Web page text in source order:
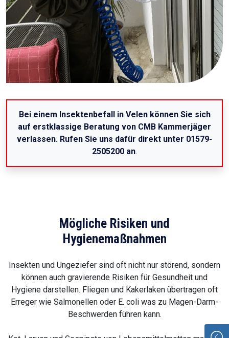
Bei einem Insektenbefall in Velen können Sie sich
auf erstklassige Beratung von CMB Kammerjäger
verlassen. Rufen Sie uns dafür direkt unter 01579-
2505200 an.
Mögliche Risiken und
Hygienemaßnahmen
Insekten und Ungeziefer sind oft nicht nur störend, sondern
können auch gravierende Risiken für Gesundheit und
Hygiene darstellen. Fliegen und Kakerlaken übertragen oft
Erreger wie Salmonellen oder E. coli was zu Magen-Darm-
Beschwerden führen kann.